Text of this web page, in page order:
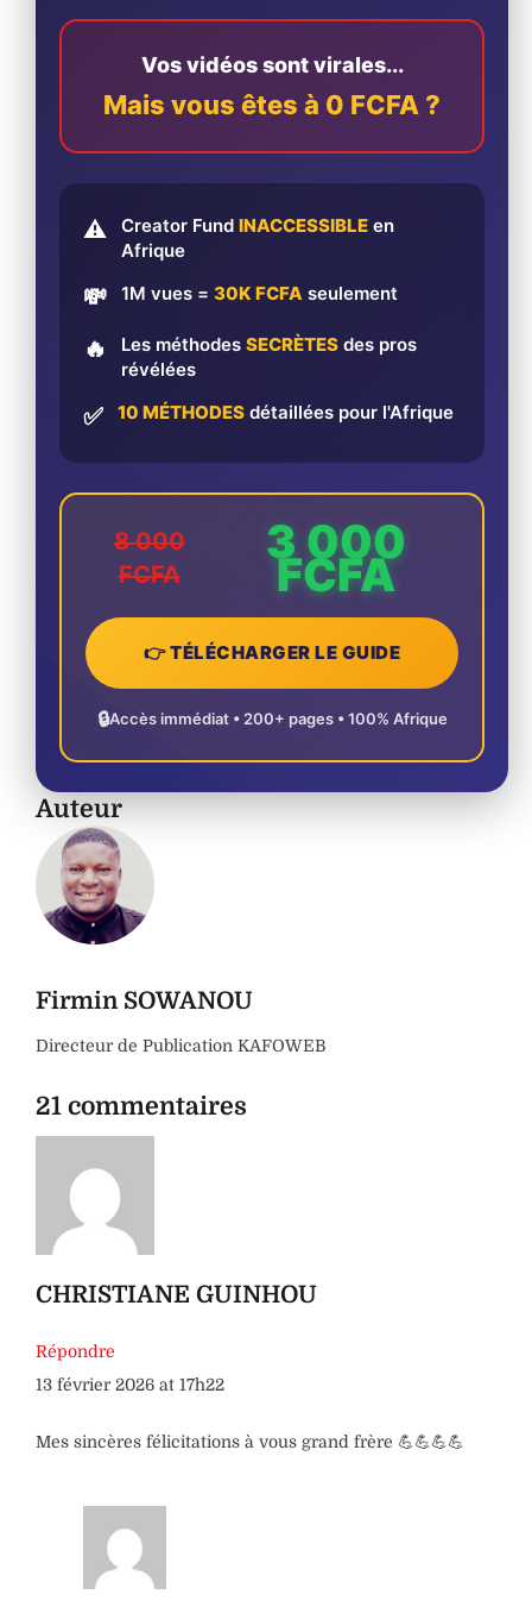
Vos vidéos sont virales...
Mais vous êtes à 0 FCFA ?
⚠️ Creator Fund INACCESSIBLE en
Afrique
💸 1M vues = 30K FCFA seulement
🔥 Les méthodes SECRÈTES des pros
révélées
✅ 10 MÉTHODES détaillées pour l'Afrique
8 000
FCFA
3 000
FCFA
👉 TÉLÉCHARGER LE GUIDE
🔒Accès immédiat • 200+ pages • 100% Afrique
Auteur
Firmin SOWANOU
Directeur de Publication KAFOWEB
21 commentaires
CHRISTIANE GUINHOU
Répondre
13 février 2026 at 17h22
Mes sincères félicitations à vous grand frère 💪💪💪💪